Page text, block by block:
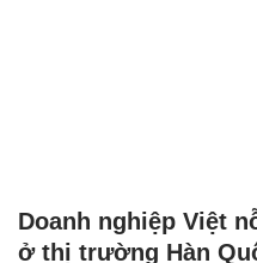
Doanh nghiệp Việt
ở thị trường Hàn